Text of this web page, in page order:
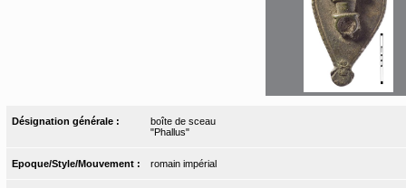
Désignation générale :
boîte de sceau
"Phallus"
Epoque/Style/Mouvement : romain impérial